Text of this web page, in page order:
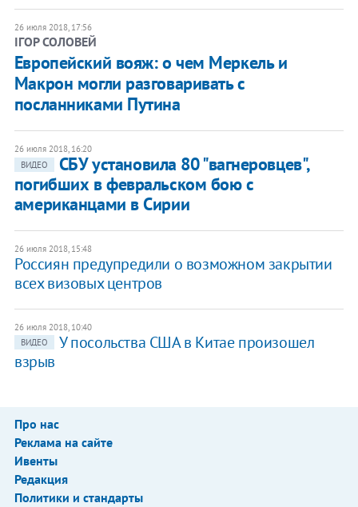
26 июля 2018, 17:56
ІГОР СОЛОВЕЙ
Европейский вояж: о чем Меркель и
Макрон могли разговаривать с
посланниками Путина
26 июля 2018, 16:20
ВИДЕО
СБУ установила 80 "вагнеровцев",
погибших в февральском бою с
американцами в Сирии
26 июля 2018, 15:48
Россиян предупредили о возможном закрытии
всех визовых центров
26 июля 2018, 10:40
ВИДЕО
У посольства США в Китае произошел
взрыв
Про нас
Реклама на сайте
Ивенты
Редакция
Политики и стандарты